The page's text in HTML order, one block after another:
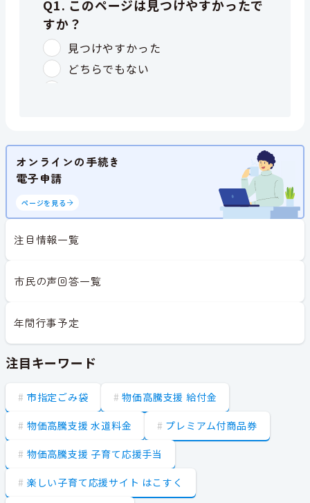
オンラインの手続き
電子申請
ページを見る
注目情報一覧
市民の声回答一覧
年間行事予定
注目キーワード
市指定ごみ袋 物価高騰支援 給付金
物価高騰支援 水道料金 プレミアム付商品券
物価高騰支援 子育て応援手当
楽しい子育て応援サイト はこすく